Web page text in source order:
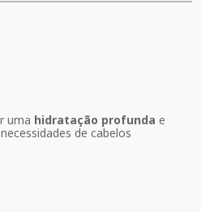
uma hidratação profunda e
de cabelos